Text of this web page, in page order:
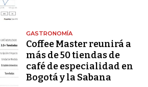
GASTRONOMÍA
Coffee Master reunirá a
más de 50 tiendas de
café de especialidad en
Bogotá y la Sabana